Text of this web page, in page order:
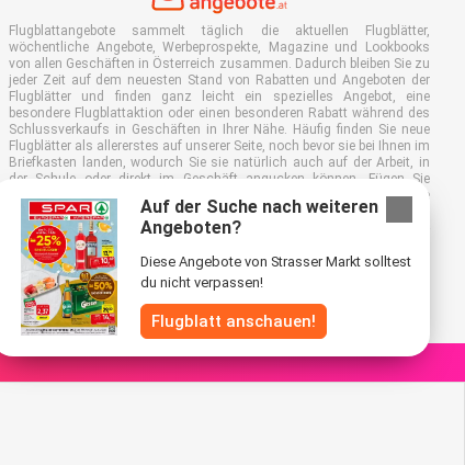
Auf der Suche nach weiteren
Angeboten?
Diese Angebote von Strasser Markt solltest
du nicht verpassen!
Flugblatt anschauen!
Flugblattangebote sammelt täglich die aktuellen Flugblätter,
wöchentliche Angebote, Werbeprospekte, Magazine und Lookbooks
von allen Geschäften in Österreich zusammen. Dadurch bleiben Sie zu
jeder Zeit auf dem neuesten Stand von Rabatten und Angeboten der
Flugblätter und finden ganz leicht ein spezielles Angebot, eine
besondere Flugblattaktion oder einen besonderen Rabatt während des
Schlussverkaufs in Geschäften in Ihrer Nähe. Häufig finden Sie neue
Flugblätter als allererstes auf unserer Seite, noch bevor sie bei Ihnen im
Briefkasten landen, wodurch Sie sie natürlich auch auf der Arbeit, in
der Schule oder direkt im Geschäft angucken können. Fügen Sie
Flugblattangebote.at zu Ihren Favoriten hinzu, kleben Sie einen "Bitte
keine Werbung!"-Sticker auf Ihren Briefkasten und sparen Sie somit viel
Zeit und Geld. Außerdem tragen Sie damit auch aktiv zur Papiermüll-
Reduktion bei, was gut für unsere Umwelt ist.